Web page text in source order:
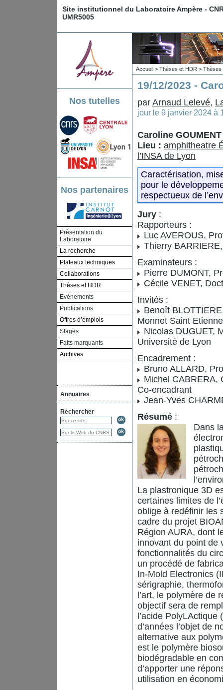
Site institutionnel du Laboratoire Ampère -
UMR5005
Nos tutelles
Nos partenaires
Présentation du
Laboratoire
La recherche
Plateaux techniques
Collaborations
Thèses et HDR
Evénements
Publications
Offres d’emplois
Stages
Faits marquants
Archives
Annuaires
Rechercher
Accueil > Thèses et HDR > Thèses
19/12/2023 -
par Arnaud Lelevé,
jour le 9 janvier 2024 à
Caroline GOUMENT
Lieu : amphitheatre
l’INSA de Lyon
Caractérisation,
pour le
respectueux de
Jury :
Rapporteurs :
Luc AVEROUS,
Thierry
Examinateurs :
Pierre DUMONT,
Cécile VENET,
Invités :
Benoît
Monnet Saint Etienne
Nicolas DUGUET,
Université de Lyon
Encadrement :
Bruno ALLARD,
Michel CABRERA,
Co-encadrant
Jean-Yves
Résumé :
Dans
La plastronique 3D
certaines limites de
oblige à redéfinir les
cadre du projet
Région AURA, dont
innovant du point de
fonctionnalités du
un procédé de
In-Mold Electronics
sérigraphie,
l’art, le polymère de
objectif sera de
l’acide
d’années l’objet de
alternative aux
est le polymère
biodégradable en
d’apporter une
utilisation en